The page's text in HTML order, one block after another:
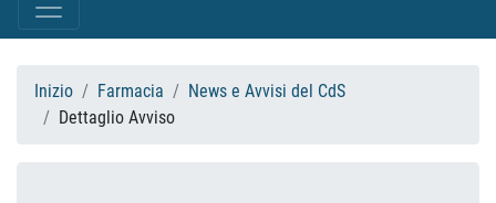
Inizio Farmacia
News e Avvisi del CdS
Dettaglio Avviso